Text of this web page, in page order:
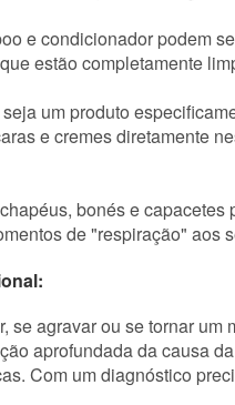
e condicionador podem
estão completamente
um produto
e cremes diretamente
bonés e
de "respiração" aos
agravar ou se tornar
aprofundada da causa
Com um diagnóstico